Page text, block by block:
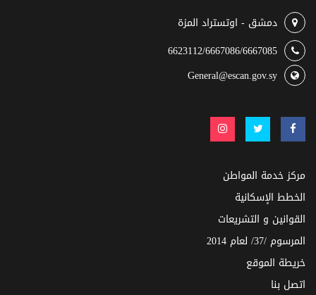
دمشق - اوتستراد المزة
6623112/6667086/6667085
General@escan.gov.sy
مركز خدمة المواطن
الخطط الإسكانية
القوانين و التشريعات
المرسوم /37/ لعام 2014
خريطة الموقع
اتصل بنا